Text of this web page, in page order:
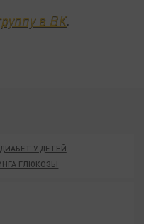
в ВК.
У ДЕТЕЙ
ГЛЮКОЗЫ